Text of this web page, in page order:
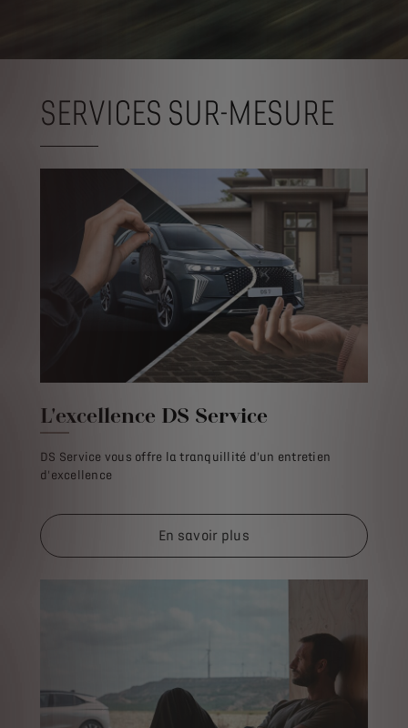
SERVICES SUR-MESURE
L'excellence DS Service
DS Service vous offre la tranquillité d'un entretien
d'excellence
En savoir plus